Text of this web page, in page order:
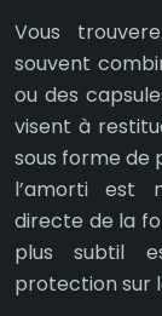
Vous
souvent
ou des
visent à
sous forme de
l’amorti est
directe de la
plus subtil
protection sur